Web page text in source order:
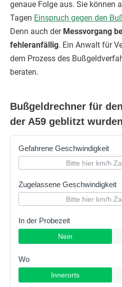
genaue Folge aus. Sie können
Tagen Einspruch gegen den
Denn auch der Messvorgang
fehleranfällig. Ein Anwalt für
dem Prozess des
beraten.
Bußgeldrechner für
der A59 geblitzt wurden